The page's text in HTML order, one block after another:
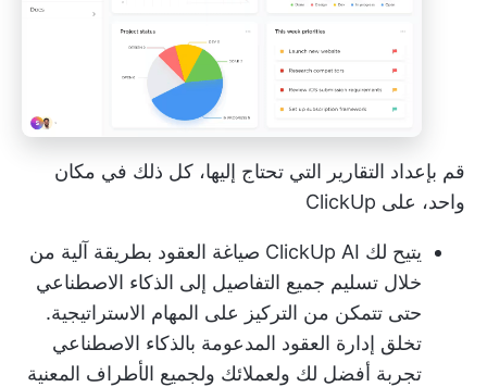
قم بإعداد التقارير التي تحتاج إليها، كل ذلك في مكان
واحد، على ClickUp
يتيح لك ClickUp AI صياغة العقود بطريقة آلية من
خلال تسليم جميع التفاصيل إلى الذكاء الاصطناعي
حتى تتمكن من التركيز على المهام الاستراتيجية.
تخلق إدارة العقود المدعومة بالذكاء الاصطناعي
تجربة أفضل لك ولعملائك ولجميع الأطراف المعنية